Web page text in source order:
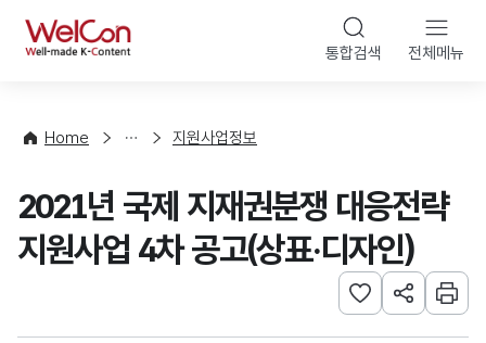
WelCon 통합검색 전체메뉴
Home
사
청
지원사업정보
2021년 국제 지재권분쟁 대응전략
지원사업 4차 공고(상표·디자인)
관심사 등록하기
URL 공유하
인쇄